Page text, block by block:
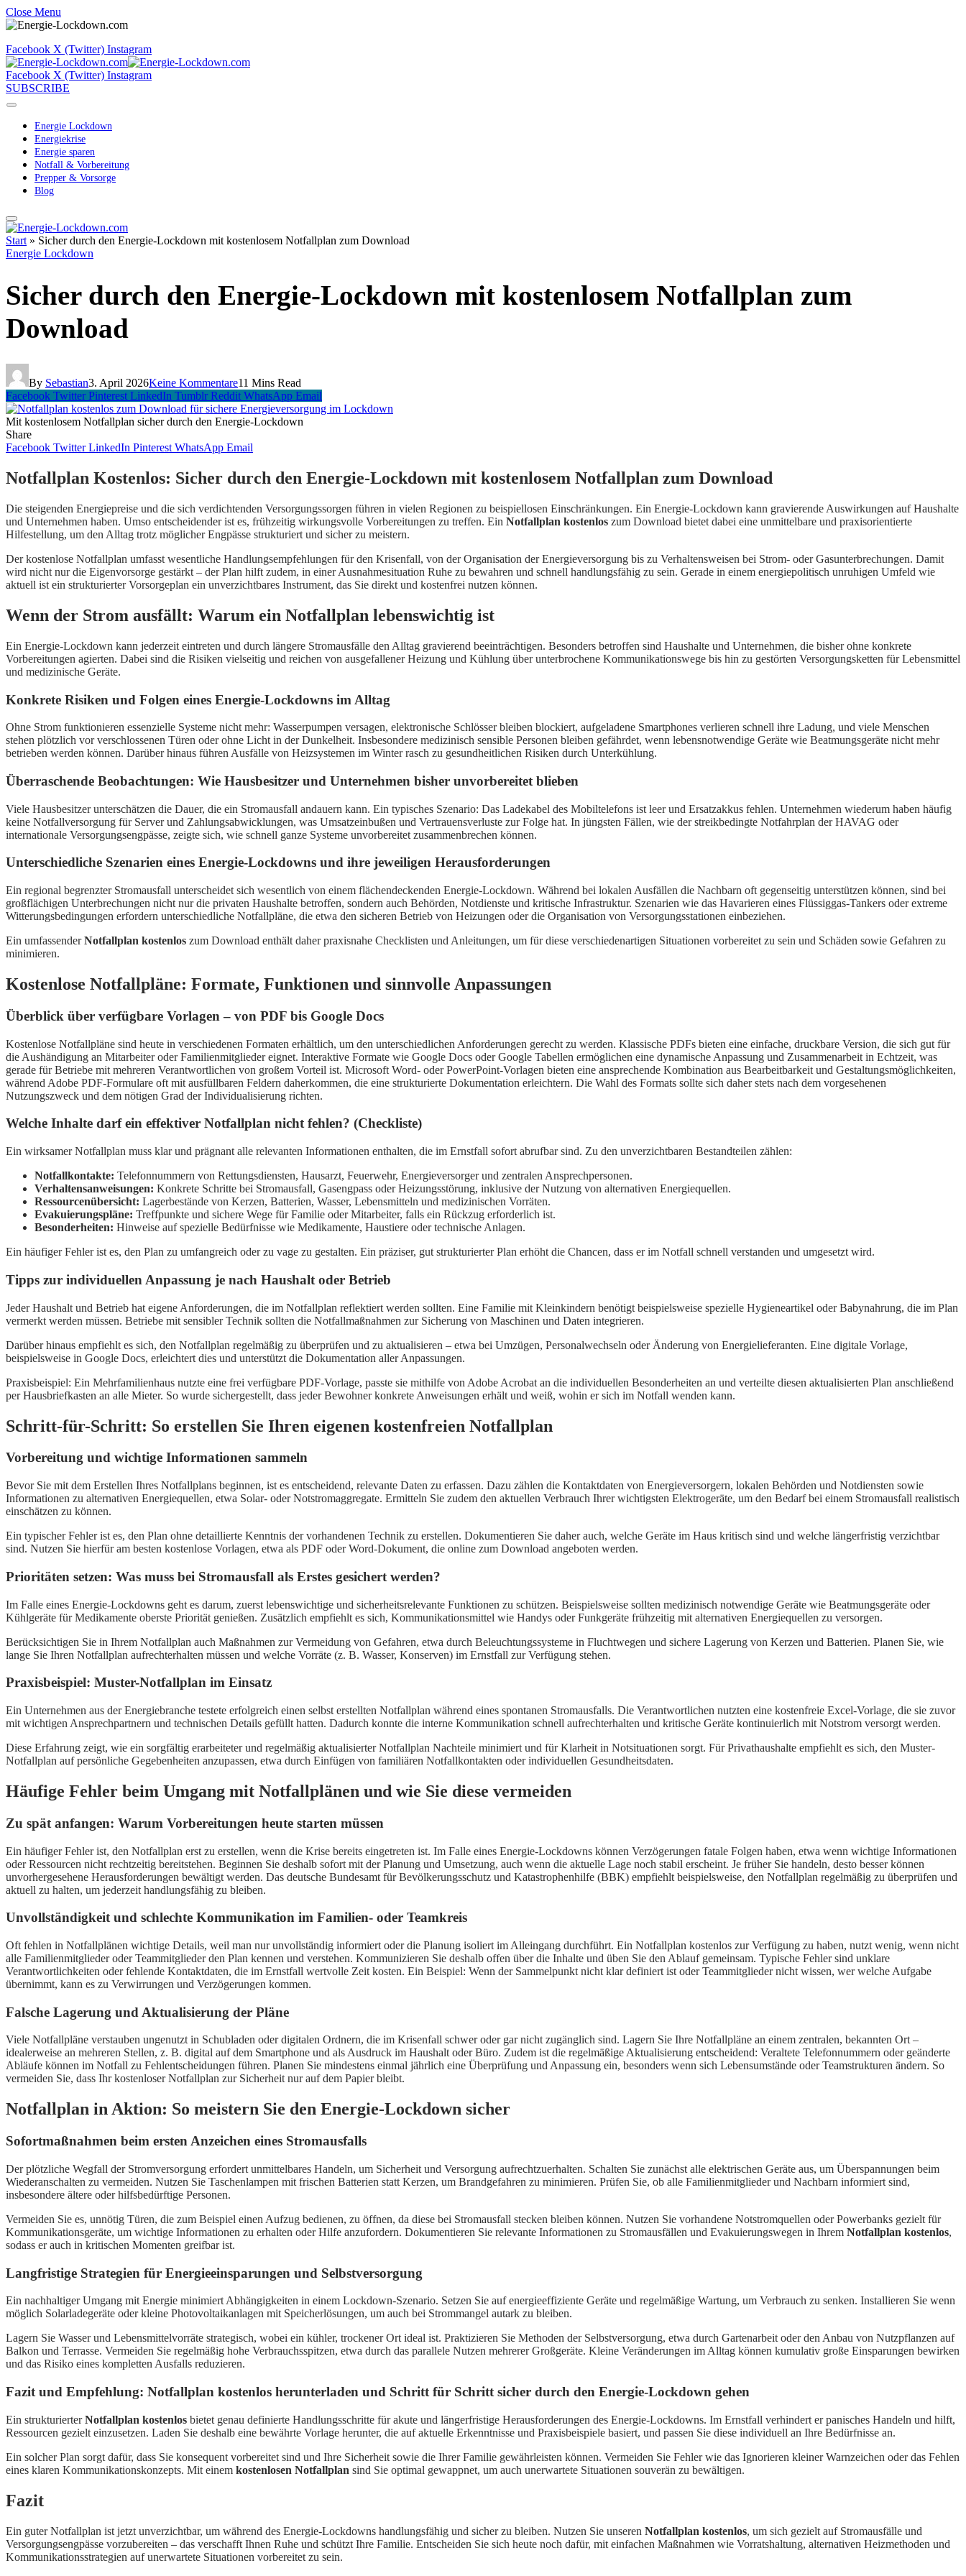
Close Menu
Facebook X (Twitter) Instagram
Facebook X (Twitter) Instagram
SUBSCRIBE
Energie Lockdown
Energiekrise
Energie sparen
Notfall & Vorbereitung
Prepper & Vorsorge
Blog
Start » Sicher durch den Energie-Lockdown mit kostenlosem Notfallplan zum Download
Energie Lockdown
Sicher durch den Energie-Lockdown mit kostenlosem Notfallplan zum
Download
By Sebastian3. April 2026Keine Kommentare11 Mins Read
Facebook Twitter Pinterest LinkedIn Tumblr Reddit WhatsApp Email
Mit kostenlosem Notfallplan sicher durch den Energie-Lockdown
Share
Facebook Twitter LinkedIn Pinterest WhatsApp Email
Notfallplan Kostenlos: Sicher durch den Energie-Lockdown mit kostenlosem Notfallplan zum Download
Die steigenden Energiepreise und die sich verdichtenden Versorgungssorgen führen in vielen Regionen zu beispiellosen Einschränkungen. Ein Energie-Lockdown kann gravierende Auswirkungen auf Haushalte
und Unternehmen haben. Umso entscheidender ist es, frühzeitig wirkungsvolle Vorbereitungen zu treffen. Ein Notfallplan kostenlos zum Download bietet dabei eine unmittelbare und praxisorientierte
Hilfestellung, um den Alltag trotz möglicher Engpässe strukturiert und sicher zu meistern.
Der kostenlose Notfallplan umfasst wesentliche Handlungsempfehlungen für den Krisenfall, von der Organisation der Energieversorgung bis zu Verhaltensweisen bei Strom- oder Gasunterbrechungen. Damit
wird nicht nur die Eigenvorsorge gestärkt – der Plan hilft zudem, in einer Ausnahmesituation Ruhe zu bewahren und schnell handlungsfähig zu sein. Gerade in einem energiepolitisch unruhigen Umfeld wie
aktuell ist ein strukturierter Vorsorgeplan ein unverzichtbares Instrument, das Sie direkt und kostenfrei nutzen können.
Wenn der Strom ausfällt: Warum ein Notfallplan lebenswichtig ist
Ein Energie-Lockdown kann jederzeit eintreten und durch längere Stromausfälle den Alltag gravierend beeinträchtigen. Besonders betroffen sind Haushalte und Unternehmen, die bisher ohne konkrete
Vorbereitungen agierten. Dabei sind die Risiken vielseitig und reichen von ausgefallener Heizung und Kühlung über unterbrochene Kommunikationswege bis hin zu gestörten Versorgungsketten für Lebensmittel
und medizinische Geräte.
Konkrete Risiken und Folgen eines Energie-Lockdowns im Alltag
Ohne Strom funktionieren essenzielle Systeme nicht mehr: Wasserpumpen versagen, elektronische Schlösser bleiben blockiert, aufgeladene Smartphones verlieren schnell ihre Ladung, und viele Menschen
stehen plötzlich vor verschlossenen Türen oder ohne Licht in der Dunkelheit. Insbesondere medizinisch sensible Personen bleiben gefährdet, wenn lebensnotwendige Geräte wie Beatmungsgeräte nicht mehr
betrieben werden können. Darüber hinaus führen Ausfälle von Heizsystemen im Winter rasch zu gesundheitlichen Risiken durch Unterkühlung.
Überraschende Beobachtungen: Wie Hausbesitzer und Unternehmen bisher unvorbereitet blieben
Viele Hausbesitzer unterschätzen die Dauer, die ein Stromausfall andauern kann. Ein typisches Szenario: Das Ladekabel des Mobiltelefons ist leer und Ersatzakkus fehlen. Unternehmen wiederum haben häufig
keine Notfallversorgung für Server und Zahlungsabwicklungen, was Umsatzeinbußen und Vertrauensverluste zur Folge hat. In jüngsten Fällen, wie der streikbedingte Notfahrplan der HAVAG oder
internationale Versorgungsengpässe, zeigte sich, wie schnell ganze Systeme unvorbereitet zusammenbrechen können.
Unterschiedliche Szenarien eines Energie-Lockdowns und ihre jeweiligen Herausforderungen
Ein regional begrenzter Stromausfall unterscheidet sich wesentlich von einem flächendeckenden Energie-Lockdown. Während bei lokalen Ausfällen die Nachbarn oft gegenseitig unterstützen können, sind bei
großflächigen Unterbrechungen nicht nur die privaten Haushalte betroffen, sondern auch Behörden, Notdienste und kritische Infrastruktur. Szenarien wie das Havarieren eines Flüssiggas-Tankers oder extreme
Witterungsbedingungen erfordern unterschiedliche Notfallpläne, die etwa den sicheren Betrieb von Heizungen oder die Organisation von Versorgungsstationen einbeziehen.
Ein umfassenderNotfallplan kostenlos zum Download enthält daher praxisnahe Checklisten und Anleitungen, um für diese verschiedenartigen Situationen vorbereitet zu sein und Schäden sowie Gefahren zu
minimieren.
Kostenlose Notfallpläne: Formate, Funktionen und sinnvolle Anpassungen
Überblick über verfügbare Vorlagen – von PDF bis Google Docs
Kostenlose Notfallpläne sind heute in verschiedenen Formaten erhältlich, um den unterschiedlichen Anforderungen gerecht zu werden. Klassische PDFs bieten eine einfache, druckbare Version, die sich gut für
die Aushändigung an Mitarbeiter oder Familienmitglieder eignet. Interaktive Formate wie Google Docs oder Google Tabellen ermöglichen eine dynamische Anpassung und Zusammenarbeit in Echtzeit, was
gerade für Betriebe mit mehreren Verantwortlichen von großem Vorteil ist. Microsoft Word- oder PowerPoint-Vorlagen bieten eine ansprechende Kombination aus Bearbeitbarkeit und Gestaltungsmöglichkeiten,
während Adobe PDF-Formulare oft mit ausfüllbaren Feldern daherkommen, die eine strukturierte Dokumentation erleichtern. Die Wahl des Formats sollte sich daher stets nach dem vorgesehenen
Nutzungszweck und dem nötigen Grad der Individualisierung richten.
Welche Inhalte darf ein effektiver Notfallplan nicht fehlen? (Checkliste)
Ein wirksamer Notfallplan muss klar und prägnant alle relevanten Informationen enthalten, die im Ernstfall sofort abrufbar sind. Zu den unverzichtbaren Bestandteilen zählen:
Notfallkontakte: Telefonnummern von Rettungsdiensten, Hausarzt, Feuerwehr, Energieversorger und zentralen Ansprechpersonen.
Verhaltensanweisungen: Konkrete Schritte bei Stromausfall, Gasengpass oder Heizungsstörung, inklusive der Nutzung von alternativen Energiequellen.
Ressourcenübersicht: Lagerbestände von Kerzen, Batterien, Wasser, Lebensmitteln und medizinischen Vorräten.
Evakuierungspläne: Treffpunkte und sichere Wege für Familie oder Mitarbeiter, falls ein Rückzug erforderlich ist.
Besonderheiten: Hinweise auf spezielle Bedürfnisse wie Medikamente, Haustiere oder technische Anlagen.
Ein häufiger Fehler ist es, den Plan zu umfangreich oder zu vage zu gestalten. Ein präziser, gut strukturierter Plan erhöht die Chancen, dass er im Notfall schnell verstanden und umgesetzt wird.
Tipps zur individuellen Anpassung je nach Haushalt oder Betrieb
Jeder Haushalt und Betrieb hat eigene Anforderungen, die im Notfallplan reflektiert werden sollten. Eine Familie mit Kleinkindern benötigt beispielsweise spezielle Hygieneartikel oder Babynahrung, die im Plan
vermerkt werden müssen. Betriebe mit sensibler Technik sollten die Notfallmaßnahmen zur Sicherung von Maschinen und Daten integrieren.
Darüber hinaus empfiehlt es sich, den Notfallplan regelmäßig zu überprüfen und zu aktualisieren – etwa bei Umzügen, Personalwechseln oder Änderung von Energielieferanten. Eine digitale Vorlage,
beispielsweise in Google Docs, erleichtert dies und unterstützt die Dokumentation aller Anpassungen.
Praxisbeispiel: Ein Mehrfamilienhaus nutzte eine frei verfügbare PDF-Vorlage, passte sie mithilfe von Adobe Acrobat an die individuellen Besonderheiten an und verteilte diesen aktualisierten Plan anschließend
per Hausbriefkasten an alle Mieter. So wurde sichergestellt, dass jeder Bewohner konkrete Anweisungen erhält und weiß, wohin er sich im Notfall wenden kann.
Schritt-für-Schritt: So erstellen Sie Ihren eigenen kostenfreien Notfallplan
Vorbereitung und wichtige Informationen sammeln
Bevor Sie mit dem Erstellen Ihres Notfallplans beginnen, ist es entscheidend, relevante Daten zu erfassen. Dazu zählen die Kontaktdaten von Energieversorgern, lokalen Behörden und Notdiensten sowie
Informationen zu alternativen Energiequellen, etwa Solar- oder Notstromaggregate. Ermitteln Sie zudem den aktuellen Verbrauch Ihrer wichtigsten Elektrogeräte, um den Bedarf bei einem Stromausfall realistisch
einschätzen zu können.
Ein typischer Fehler ist es, den Plan ohne detaillierte Kenntnis der vorhandenen Technik zu erstellen. Dokumentieren Sie daher auch, welche Geräte im Haus kritisch sind und welche längerfristig verzichtbar
sind. Nutzen Sie hierfür am besten kostenlose Vorlagen, etwa als PDF oder Word-Dokument, die online zum Download angeboten werden.
Prioritäten setzen: Was muss bei Stromausfall als Erstes gesichert werden?
Im Falle eines Energie-Lockdowns geht es darum, zuerst lebenswichtige und sicherheitsrelevante Funktionen zu schützen. Beispielsweise sollten medizinisch notwendige Geräte wie Beatmungsgeräte oder
Kühlgeräte für Medikamente oberste Priorität genießen. Zusätzlich empfiehlt es sich, Kommunikationsmittel wie Handys oder Funkgeräte frühzeitig mit alternativen Energiequellen zu versorgen.
Berücksichtigen Sie in Ihrem Notfallplan auch Maßnahmen zur Vermeidung von Gefahren, etwa durch Beleuchtungssysteme in Fluchtwegen und sichere Lagerung von Kerzen und Batterien. Planen Sie, wie
lange Sie Ihren Notfallplan aufrechterhalten müssen und welche Vorräte (z. B. Wasser, Konserven) im Ernstfall zur Verfügung stehen.
Praxisbeispiel: Muster-Notfallplan im Einsatz
Ein Unternehmen aus der Energiebranche testete erfolgreich einen selbst erstellten Notfallplan während eines spontanen Stromausfalls. Die Verantwortlichen nutzten eine kostenfreie Excel-Vorlage, die sie zuvor
mit wichtigen Ansprechpartnern und technischen Details gefüllt hatten. Dadurch konnte die interne Kommunikation schnell aufrechterhalten und kritische Geräte kontinuierlich mit Notstrom versorgt werden.
Diese Erfahrung zeigt, wie ein sorgfältig erarbeiteter und regelmäßig aktualisierter Notfallplan Nachteile minimiert und für Klarheit in Notsituationen sorgt. Für Privathaushalte empfiehlt es sich, den Muster-
Notfallplan auf persönliche Gegebenheiten anzupassen, etwa durch Einfügen von familiären Notfallkontakten oder individuellen Gesundheitsdaten.
Häufige Fehler beim Umgang mit Notfallplänen und wie Sie diese vermeiden
Zu spät anfangen: Warum Vorbereitungen heute starten müssen
Ein häufiger Fehler ist, den Notfallplan erst zu erstellen, wenn die Krise bereits eingetreten ist. Im Falle eines Energie-Lockdowns können Verzögerungen fatale Folgen haben, etwa wenn wichtige Informationen
oder Ressourcen nicht rechtzeitig bereitstehen. Beginnen Sie deshalb sofort mit der Planung und Umsetzung, auch wenn die aktuelle Lage noch stabil erscheint. Je früher Sie handeln, desto besser können
unvorhergesehene Herausforderungen bewältigt werden. Das deutsche Bundesamt für Bevölkerungsschutz und Katastrophenhilfe (BBK) empfiehlt beispielsweise, den Notfallplan regelmäßig zu überprüfen und
aktuell zu halten, um jederzeit handlungsfähig zu bleiben.
Unvollständigkeit und schlechte Kommunikation im Familien- oder Teamkreis
Oft fehlen in Notfallplänen wichtige Details, weil man nur unvollständig informiert oder die Planung isoliert im Alleingang durchführt. Ein Notfallplan kostenlos zur Verfügung zu haben, nutzt wenig, wenn nicht
alle Familienmitglieder oder Teammitglieder den Plan kennen und verstehen. Kommunizieren Sie deshalb offen über die Inhalte und üben Sie den Ablauf gemeinsam. Typische Fehler sind unklare
Verantwortlichkeiten oder fehlende Kontaktdaten, die im Ernstfall wertvolle Zeit kosten. Ein Beispiel: Wenn der Sammelpunkt nicht klar definiert ist oder Teammitglieder nicht wissen, wer welche Aufgabe
übernimmt, kann es zu Verwirrungen und Verzögerungen kommen.
Falsche Lagerung und Aktualisierung der Pläne
Viele Notfallpläne verstauben ungenutzt in Schubladen oder digitalen Ordnern, die im Krisenfall schwer oder gar nicht zugänglich sind. Lagern Sie Ihre Notfallpläne an einem zentralen, bekannten Ort –
idealerweise an mehreren Stellen, z. B. digital auf dem Smartphone und als Ausdruck im Haushalt oder Büro. Zudem ist die regelmäßige Aktualisierung entscheidend: Veraltete Telefonnummern oder geänderte
Abläufe können im Notfall zu Fehlentscheidungen führen. Planen Sie mindestens einmal jährlich eine Überprüfung und Anpassung ein, besonders wenn sich Lebensumstände oder Teamstrukturen ändern. So
vermeiden Sie, dass Ihr kostenloser Notfallplan zur Sicherheit nur auf dem Papier bleibt.
Notfallplan in Aktion: So meistern Sie den Energie-Lockdown sicher
Sofortmaßnahmen beim ersten Anzeichen eines Stromausfalls
Der plötzliche Wegfall der Stromversorgung erfordert unmittelbares Handeln, um Sicherheit und Versorgung aufrechtzuerhalten. Schalten Sie zunächst alle elektrischen Geräte aus, um Überspannungen beim
Wiederanschalten zu vermeiden. Nutzen Sie Taschenlampen mit frischen Batterien statt Kerzen, um Brandgefahren zu minimieren. Prüfen Sie, ob alle Familienmitglieder und Nachbarn informiert sind,
insbesondere ältere oder hilfsbedürftige Personen.
Vermeiden Sie es, unnötig Türen, die zum Beispiel einen Aufzug bedienen, zu öffnen, da diese bei Stromausfall stecken bleiben können. Nutzen Sie vorhandene Notstromquellen oder Powerbanks gezielt für
Kommunikationsgeräte, um wichtige Informationen zu erhalten oder Hilfe anzufordern. Dokumentieren Sie relevante Informationen zu Stromausfällen und Evakuierungswegen in Ihrem Notfallplan kostenlos,
sodass er auch in kritischen Momenten greifbar ist.
Langfristige Strategien für Energieeinsparungen und Selbstversorgung
Ein nachhaltiger Umgang mit Energie minimiert Abhängigkeiten in einem Lockdown-Szenario. Setzen Sie auf energieeffiziente Geräte und regelmäßige Wartung, um Verbrauch zu senken. Installieren Sie wenn
möglich Solarladegeräte oder kleine Photovoltaikanlagen mit Speicherlösungen, um auch bei Strommangel autark zu bleiben.
Lagern Sie Wasser und Lebensmittelvorräte strategisch, wobei ein kühler, trockener Ort ideal ist. Praktizieren Sie Methoden der Selbstversorgung, etwa durch Gartenarbeit oder den Anbau von Nutzpflanzen auf
Balkon und Terrasse. Vermeiden Sie regelmäßig hohe Verbrauchsspitzen, etwa durch das parallele Nutzen mehrerer Großgeräte. Kleine Veränderungen im Alltag können kumulativ große Einsparungen bewirken
und das Risiko eines kompletten Ausfalls reduzieren.
Fazit und Empfehlung: Notfallplan kostenlos herunterladen und Schritt für Schritt sicher durch den Energie-Lockdown gehen
Ein strukturierterNotfallplan kostenlos bietet genau definierte Handlungsschritte für akute und längerfristige Herausforderungen des Energie-Lockdowns. Im Ernstfall verhindert er panisches Handeln und hilft,
Ressourcen gezielt einzusetzen. Laden Sie deshalb eine bewährte Vorlage herunter, die auf aktuelle Erkenntnisse und Praxisbeispiele basiert, und passen Sie diese individuell an Ihre Bedürfnisse an.
Ein solcher Plan sorgt dafür, dass Sie konsequent vorbereitet sind und Ihre Sicherheit sowie die Ihrer Familie gewährleisten können. Vermeiden Sie Fehler wie das Ignorieren kleiner Warnzeichen oder das Fehlen
eines klaren Kommunikationskonzepts. Mit einem kostenlosen Notfallplan sind Sie optimal gewappnet, um auch unerwartete Situationen souverän zu bewältigen.
Fazit
Ein guter Notfallplan ist jetzt unverzichtbar, um während des Energie-Lockdowns handlungsfähig und sicher zu bleiben. Nutzen Sie unseren Notfallplan kostenlos, um sich gezielt auf Stromausfälle und
Versorgungsengpässe vorzubereiten – das verschafft Ihnen Ruhe und schützt Ihre Familie. Entscheiden Sie sich heute noch dafür, mit einfachen Maßnahmen wie Vorratshaltung, alternativen Heizmethoden und
Kommunikationsstrategien auf unerwartete Situationen vorbereitet zu sein.